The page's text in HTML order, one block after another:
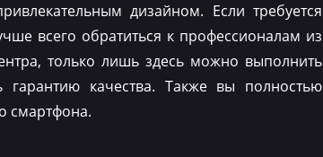
дизайном. Если требуется
всего обратиться к профессионалам из
только лишь здесь можно выполнить
гарантию качества. Также вы полностью
смартфона.